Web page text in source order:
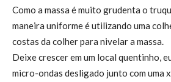
Como a massa é muito grudenta o
maneira uniforme é utilizando uma
costas da colher para nivelar a massa.
Deixe crescer em um local quentinho,
micro-ondas desligado junto com uma